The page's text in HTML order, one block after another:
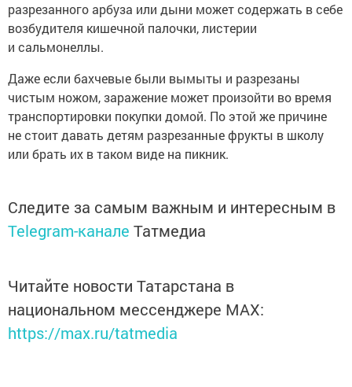
разрезанного арбуза или дыни может содержать в себе
возбудителя кишечной палочки, листерии
и сальмонеллы.
Даже если бахчевые были вымыты и разрезаны
чистым ножом, заражение может произойти во время
транспортировки покупки домой. По этой же причине
не стоит давать детям разрезанные фрукты в школу
или брать их в таком виде на пикник.
Следите за самым важным и интересным в
Telegram-канале Татмедиа
Читайте новости Татарстана в
национальном мессенджере MАХ:
https://max.ru/tatmedia